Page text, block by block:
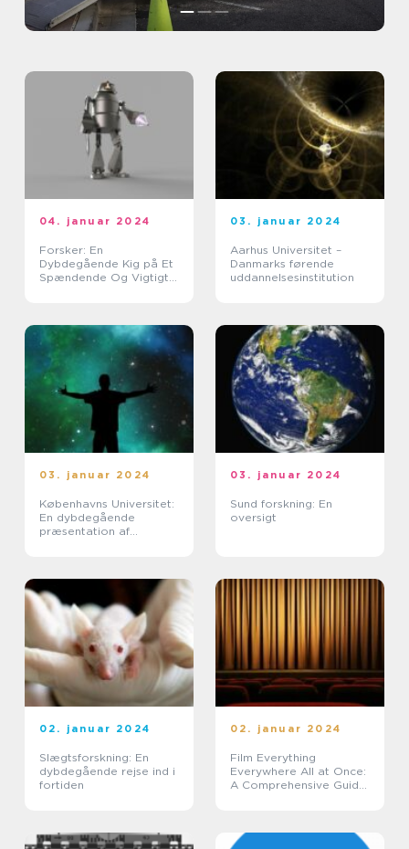
sikk...
04. januar 2024
Forsker: En
Dybdegående Kig på Et
Spændende Og Vigtigt
03. januar 2024
Aarhus Universitet –
Danmarks førende
uddannelsesinstitution
03. januar 2024
Københavns Universitet:
En dybdegående
præsentation af
03. januar 2024
Sund forskning: En
oversigt
02. januar 2024
Slægtsforskning: En
dybdegående rejse ind i
fortiden
02. januar 2024
Film Everything
Everywhere All at Once:
A Comprehensive Guide